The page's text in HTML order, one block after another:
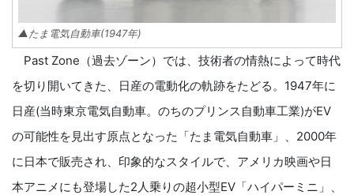
▲たま電気自動車(1947年)
Past Zone（過去ゾーン）では、技術者の情熱によって時代
を切り開いてきた、日産の電動化の軌跡をたどる。1947年に
日産(当時東京電気自動車。のちのプリンス自動車工業)がEV
の可能性を見出す原点となった「たま電気自動車」、2000年
に日本で販売され、印象的なスタイルで、アメリカ映画や日
本アニメにも登場した2人乗りの超小型EV「ハイパーミニ」、